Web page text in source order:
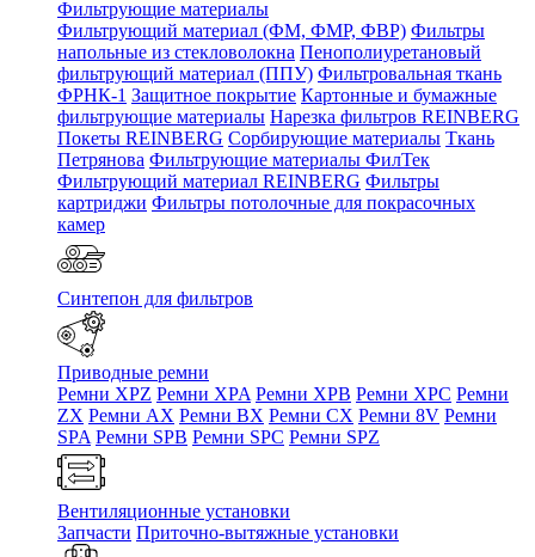
Фильтрующие материалы
Фильтрующий материал (ФМ, ФМР, ФВР) Фильтры
напольные из стекловолокна Пенополиуретановый
фильтрующий материал (ППУ) Фильтровальная ткань
ФРНК-1 Защитное покрытие Картонные и бумажные
фильтрующие материалы Нарезка фильтров REINBERG
Покеты REINBERG Сорбирующие материалы Ткань
Петрянова Фильтрующие материалы ФилТек
Фильтрующий материал REINBERG Фильтры
картриджи Фильтры потолочные для покрасочных
камер
Синтепон для фильтров
Приводные ремни
Ремни XPZ Ремни XPA Ремни XPB Ремни XPC Ремни
ZX Ремни AX Ремни BX Ремни CX Ремни 8V Ремни
SPA Ремни SPB Ремни SPC Ремни SPZ
Вентиляционные установки
Запчасти Приточно-вытяжные установки